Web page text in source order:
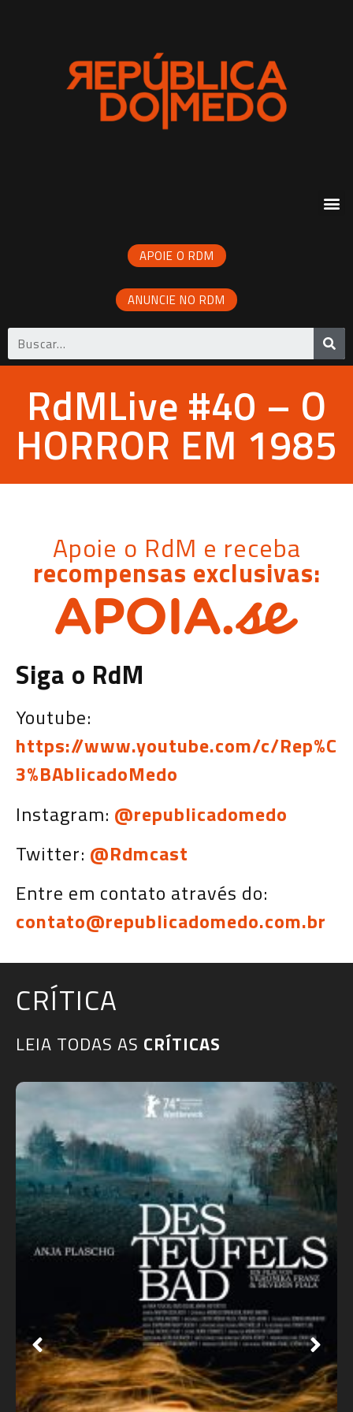
APOIE O RDM
ANUNCIE NO RDM
RdMLive #40 – O
HORROR EM 1985
Apoie o RdM e receba
recompensas exclusivas:
Siga o RdM
Youtube:
https://www.youtube.com/c/Rep%C
3%BAblicadoMedo
Instagram: @republicadomedo
Twitter: @Rdmcast
Entre em contato através do:
contato@republicadomedo.com.br
CRÍTICA
LEIA TODAS AS CRÍTICAS​